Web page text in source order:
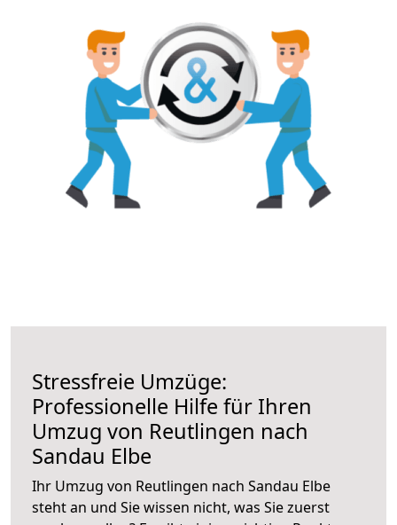
Stressfreie Umzüge:
Professionelle Hilfe für Ihren
Umzug von Reutlingen nach
Sandau Elbe
Ihr Umzug von Reutlingen nach Sandau Elbe
steht an und Sie wissen nicht, was Sie zuerst